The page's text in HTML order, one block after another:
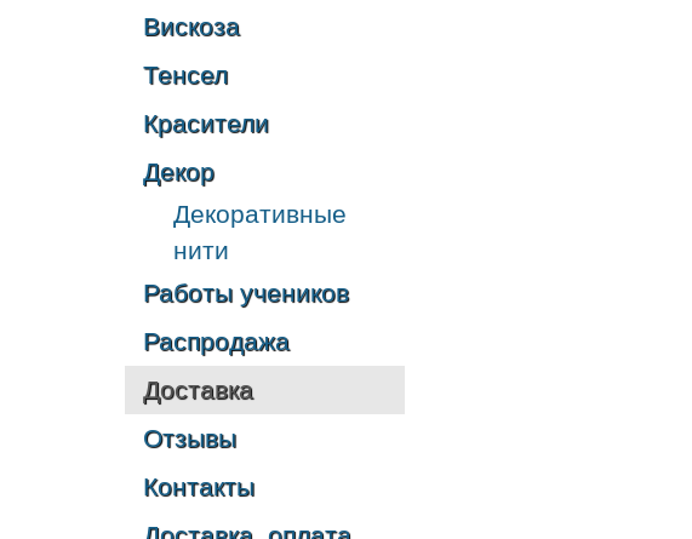
Вискоза
Тенсел
Красители
Декор
Декоративные
нити
Работы учеников
Распродажа
Доставка
Отзывы
Контакты